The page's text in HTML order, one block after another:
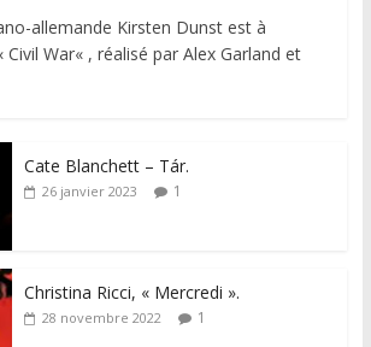
allemande Kirsten Dunst est à
Civil War« , réalisé par Alex Garland et
Cate Blanchett – Tár.
26 janvier 2023 1
Christina Ricci, « Mercredi ».
28 novembre 2022 1